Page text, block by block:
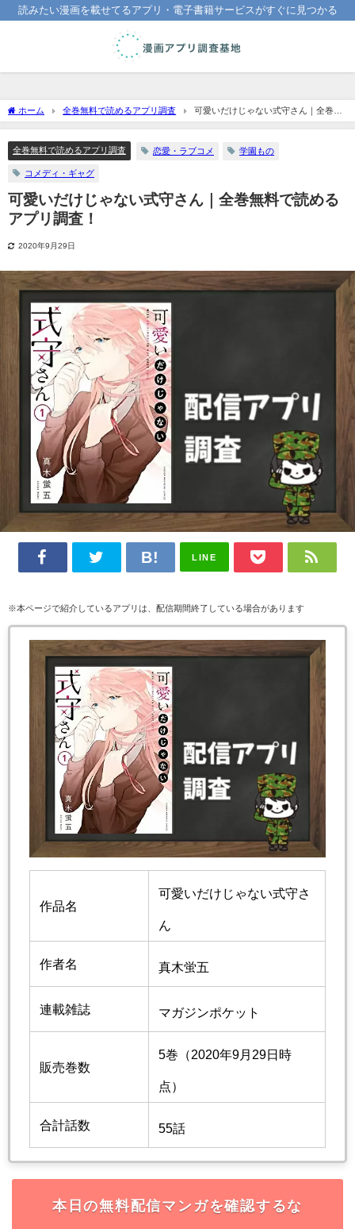
読みたい漫画を載せてるアプリ・電子書籍サービスがすぐに見つかる
ホーム 全巻無料で読めるアプリ調査
可愛いだけじゃない式守さん｜全巻無
料で読めるアプリ調査！
全巻無料で読めるアプリ調査 恋愛・ラブコメ 学園もの
コメディ・ギャグ
可愛いだけじゃない式守さん｜全巻無料で読める
アプリ調査！
2020年9月29日
LINE
※本ページで紹介しているアプリは、配信期間終了している場合があります
作品名
可愛いだけじゃない式守さ
ん
作者名 真木蛍五
連載雑誌 マガジンポケット
販売巻数
5巻（2020年9月29日時
点）
合計話数 55話
本日の無料配信マンガを確認するな